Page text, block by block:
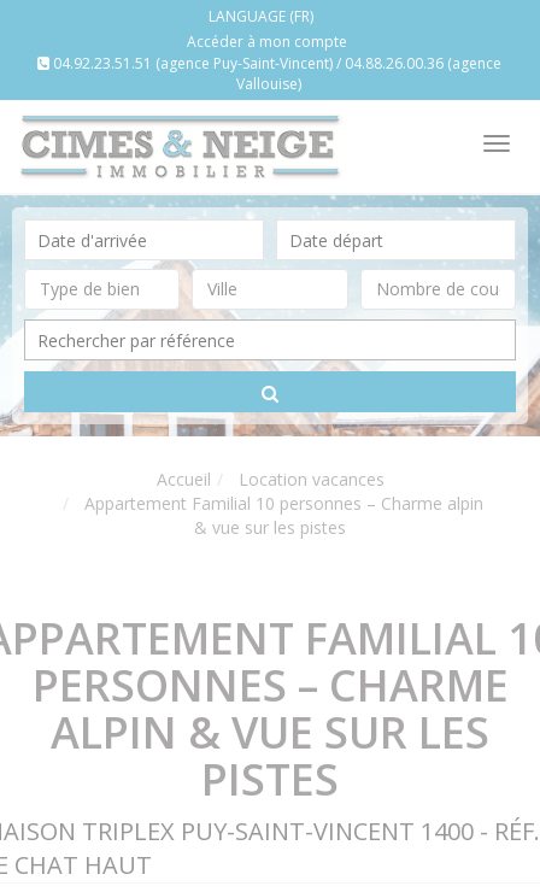
LANGUAGE (FR)
Accéder à mon compte
04.92.23.51.51 (agence Puy-Saint-Vincent) / 04.88.26.00.36 (agence
Vallouise)
Accueil
Location vacances
Appartement Familial 10 personnes – Charme alpin
& vue sur les pistes
FAMILIAL
PERSONNES – CHARME
ALPIN & VUE SUR LES
PISTES
TRIPLEX PUY-SAINT-VINCENT 1400 - RÉF.
CHAT HAUT